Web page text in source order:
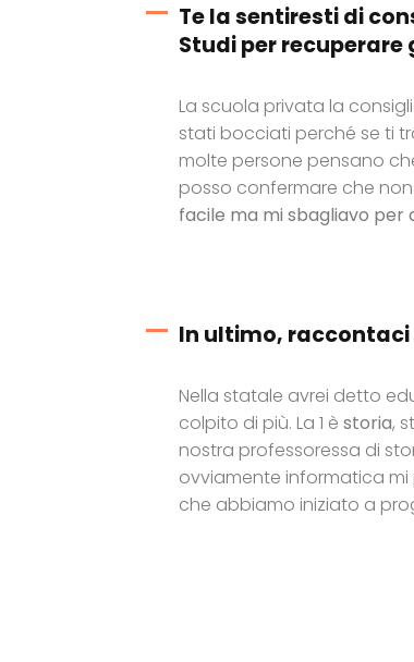
Te la sentiresti di
Studi per recuperare
La scuola privata la
stati bocciati perché se ti
molte persone pensano
posso confermare che
facile ma mi sbagliavo per
In ultimo, raccontaci
Nella statale avrei detto
colpito di più. La 1 è storia,
nostra professoressa di
ovviamente informatica
che abbiamo iniziato a